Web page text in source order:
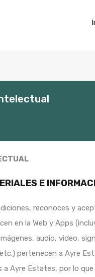
E
reconoces y
en la Web y Apps
audio, video,
pertenecen a Ayre
a Ayre Estates, por lo